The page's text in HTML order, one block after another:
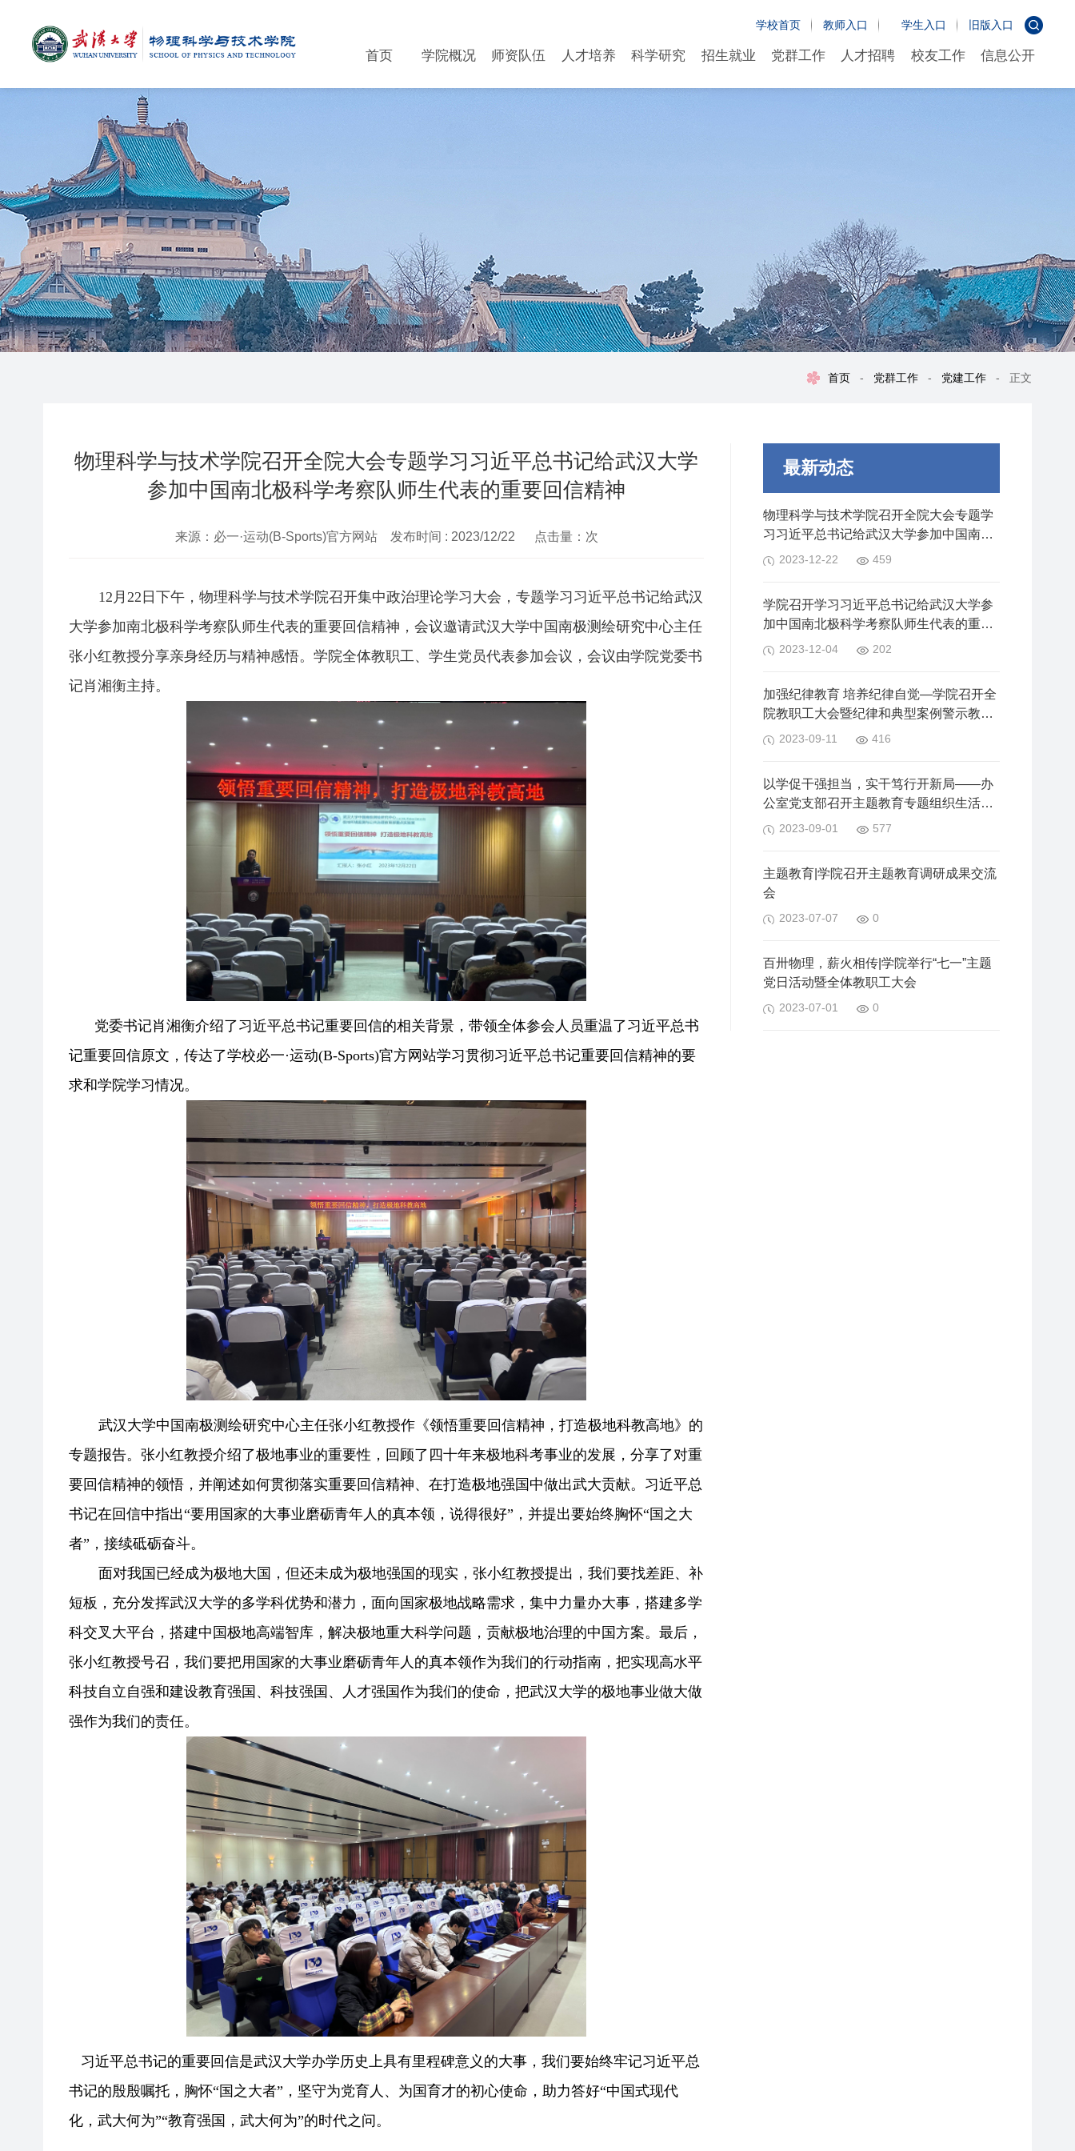
学校首页 教师入口 学生入口 旧版入口
首页
学院概况
师资队伍
人才培养
科学研究
招生就业
党群工作
人才招聘
校友工作
信息公开
首页 - 党群工作 - 党建工作 - 正文
物理科学与技术学院召开全院大会专题学习习近平总书记给武汉大学
参加中国南北极科学考察队师生代表的重要回信精神
来源：必一·运动(B-Sports)官方网站 发布时间 : 2023/12/22 点击量： 次
12月22日下午，物理科学与技术学院召开集中政治理论学习大会，专题学习习近平总书记给武汉
大学参加南北极科学考察队师生代表的重要回信精神，会议邀请武汉大学中国南极测绘研究中心主任
张小红教授分享亲身经历与精神感悟。学院全体教职工、学生党员代表参加会议，会议由学院党委书
记肖湘衡主持。
党委书记肖湘衡介绍了习近平总书记重要回信的相关背景，带领全体参会人员重温了习近平总书
记重要回信原文，传达了学校必一·运动(B-Sports)官方网站学习贯彻习近平总书记重要回信精神的要
求和学院学习情况。
武汉大学中国南极测绘研究中心主任张小红教授作《领悟重要回信精神，打造极地科教高地》的
专题报告。张小红教授介绍了极地事业的重要性，回顾了四十年来极地科考事业的发展，分享了对重
要回信精神的领悟，并阐述如何贯彻落实重要回信精神、在打造极地强国中做出武大贡献。习近平总
书记在回信中指出“要用国家的大事业磨砺青年人的真本领，说得很好”，并提出要始终胸怀“国之大
者”，接续砥砺奋斗。
面对我国已经成为极地大国，但还未成为极地强国的现实，张小红教授提出，我们要找差距、补
短板，充分发挥武汉大学的多学科优势和潜力，面向国家极地战略需求，集中力量办大事，搭建多学
科交叉大平台，搭建中国极地高端智库，解决极地重大科学问题，贡献极地治理的中国方案。最后，
张小红教授号召，我们要把用国家的大事业磨砺青年人的真本领作为我们的行动指南，把实现高水平
科技自立自强和建设教育强国、科技强国、人才强国作为我们的使命，把武汉大学的极地事业做大做
强作为我们的责任。
习近平总书记的重要回信是武汉大学办学历史上具有里程碑意义的大事，我们要始终牢记习近平总
书记的殷殷嘱托，胸怀“国之大者”，坚守为党育人、为国育才的初心使命，助力答好“中国式现代
化，武大何为”“教育强国，武大何为”的时代之问。
最新动态
物理科学与技术学院召开全院大会专题学
习习近平总书记给武汉大学参加中国南北
极科学考察队师生代表的重要回信精神
2023-12-22 459
学院召开学习习近平总书记给武汉大学参
加中国南北极科学考察队师生代表的重要
回信精神座谈会
2023-12-04 202
加强纪律教育 培养纪律自觉—学院召开全
院教职工大会暨纪律和典型案例警示教育
大会2023-09-11 416
以学促干强担当，实干笃行开新局——办
公室党支部召开主题教育专题组织生活会
暨新学期工作交流
2023-09-01 577
主题教育|学院召开主题教育调研成果交流
会
2023-07-07 0
百卅物理，薪火相传|学院举行“七一”主题
党日活动暨全体教职工大会
2023-07-01 0